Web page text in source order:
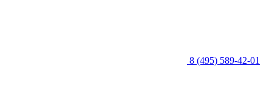
8 (495) 589-42-01